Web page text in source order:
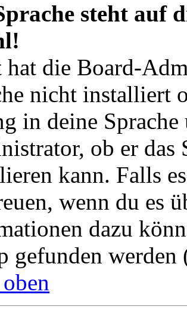
steht auf
hat die Board-
nicht installiert
in deine
ob er das
kann. Falls
wenn du es
dazu
gefunden